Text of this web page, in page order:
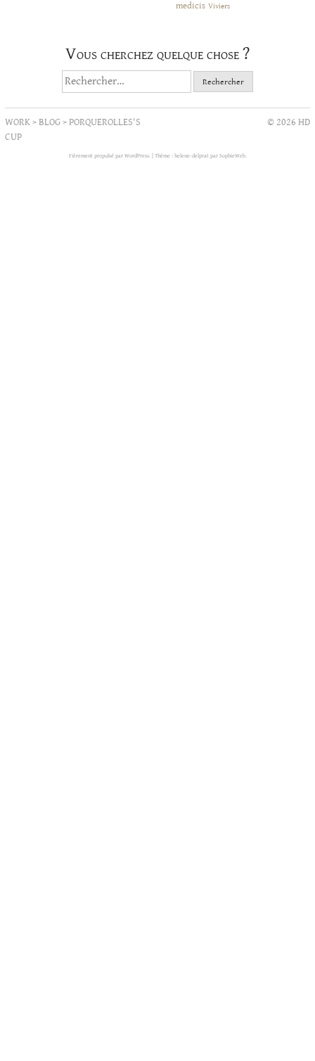
medicis Viviers
Vous cherchez quelque chose ?
Rechercher :
WORK>BLOG>PORQUEROLLES'S
CUP
© 2026 HD
Fièrement propulsé par WordPress. Thème : helene-delprat par SophieWeb.